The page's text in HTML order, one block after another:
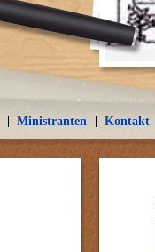
Ministranten Kontakt